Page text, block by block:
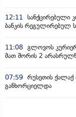
12:11 სანქცირებული
ბანკის რეგულირებულ
11:08 გლოვოს
მათ შორის 2
07:59 რუსეთის
განხორციელდა